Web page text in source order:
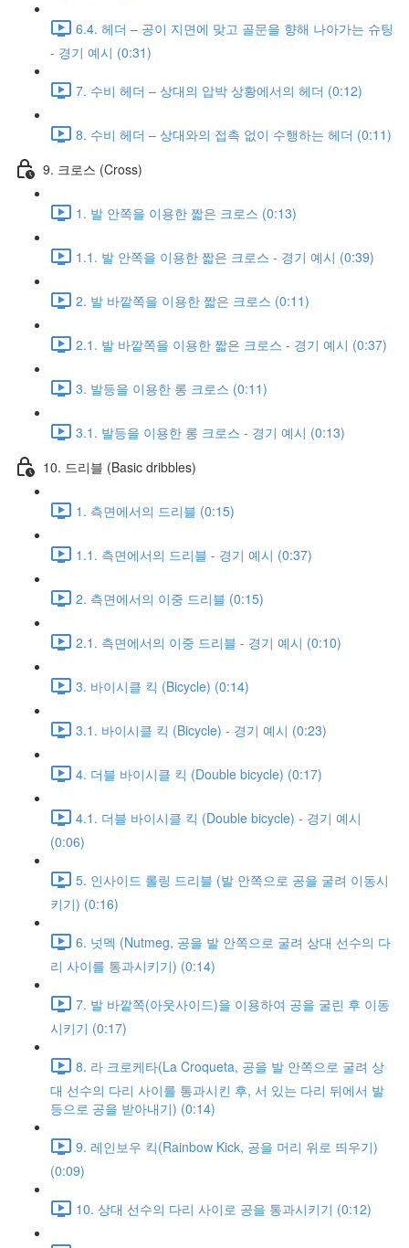
6.4. 헤더 – 공이 지면에 맞고 골문을 향해 나아가는 슈팅
- 경기 예시 (0:31)
7. 수비 헤더 – 상대의 압박 상황에서의 헤더 (0:12)
8. 수비 헤더 – 상대와의 접촉 없이 수행하는 헤더 (0:11)
9. 크로스 (Cross)
1. 발 안쪽을 이용한 짧은 크로스 (0:13)
1.1. 발 안쪽을 이용한 짧은 크로스 - 경기 예시 (0:39)
2. 발 바깥쪽을 이용한 짧은 크로스 (0:11)
2.1. 발 바깥쪽을 이용한 짧은 크로스 - 경기 예시 (0:37)
3. 발등을 이용한 롱 크로스 (0:11)
3.1. 발등을 이용한 롱 크로스 - 경기 예시 (0:13)
10. 드리블 (Basic dribbles)
1. 측면에서의 드리블 (0:15)
1.1. 측면에서의 드리블 - 경기 예시 (0:37)
2. 측면에서의 이중 드리블 (0:15)
2.1. 측면에서의 이중 드리블 - 경기 예시 (0:10)
3. 바이시클 킥 (Bicycle) (0:14)
3.1. 바이시클 킥 (Bicycle) - 경기 예시 (0:23)
4. 더블 바이시클 킥 (Double bicycle) (0:17)
4.1. 더블 바이시클 킥 (Double bicycle) - 경기 예시
(0:06)
5. 인사이드 롤링 드리블 (발 안쪽으로 공을 굴려 이동시
키기) (0:16)
6. 넛멕 (Nutmeg, 공을 발 안쪽으로 굴려 상대 선수의 다
리 사이를 통과시키기) (0:14)
7. 발 바깥쪽(아웃사이드)을 이용하여 공을 굴린 후 이동
시키기 (0:17)
8. 라 크로케타(La Croqueta, 공을 발 안쪽으로 굴려 상
대 선수의 다리 사이를 통과시킨 후, 서 있는 다리 뒤에서 발
등으로 공을 받아내기) (0:14)
9. 레인보우 킥(Rainbow Kick, 공을 머리 위로 띄우기)
(0:09)
10. 상대 선수의 다리 사이로 공을 통과시키기 (0:12)